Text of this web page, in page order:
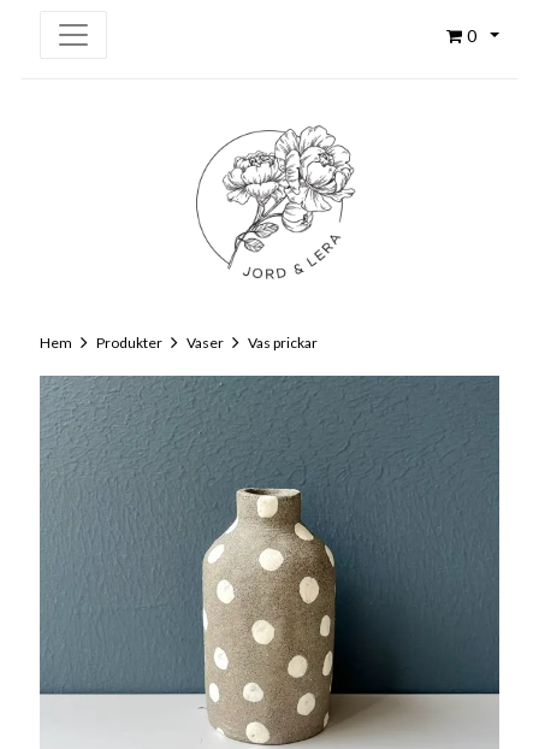
0
Hem Produkter Vaser Vas prickar